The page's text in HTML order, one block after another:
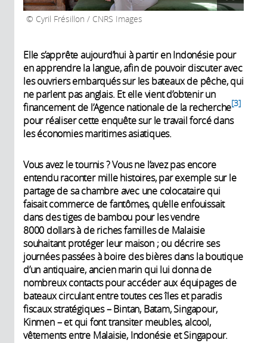
Cyril Frésillon / CNRS Images
Elle s’apprête aujourd’hui à partir en Indonésie pour
en apprendre la langue, afin de pouvoir discuter avec
les ouvriers embarqués sur les bateaux de pêche, qui
ne parlent pas anglais. Et elle vient d’obtenir un
financement de l’Agence nationale de la recherche 3
pour réaliser cette enquête sur le travail forcé dans
les économies maritimes asiatiques.
Vous avez le tournis ? Vous ne l’avez pas encore
entendu raconter mille histoires, par exemple sur le
partage de sa chambre avec une colocataire qui
faisait commerce de fantômes, qu’elle enfouissait
dans des tiges de bambou pour les vendre
8000 dollars à de riches familles de Malaisie
souhaitant protéger leur maison ; ou décrire ses
journées passées à boire des bières dans la boutique
d’un antiquaire, ancien marin qui lui donna de
nombreux contacts pour accéder aux équipages de
bateaux circulant entre toutes ces îles et paradis
fiscaux stratégiques – Bintan, Batam, Singapour,
Kinmen – et qui font transiter meubles, alcool,
vêtements entre Malaisie, Indonésie et Singapour.